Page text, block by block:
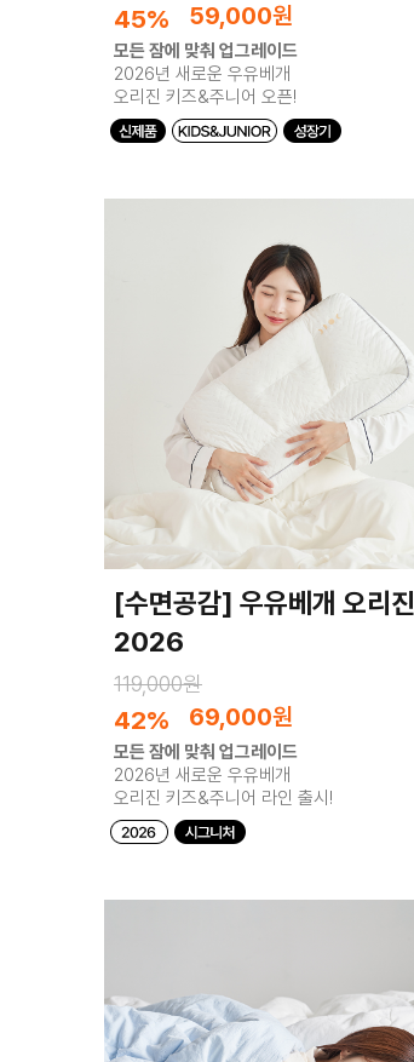
45% 59,000원
모든 잠에 맞춰 업그레이드
2026년 새로운 우유베개
오리진 키즈&주니어 오픈!
[수면공감] 우유베개 오리진
2026
119,000원
42% 69,000원
모든 잠에 맞춰 업그레이드
2026년 새로운 우유베개
오리진 키즈&주니어 라인 출시!